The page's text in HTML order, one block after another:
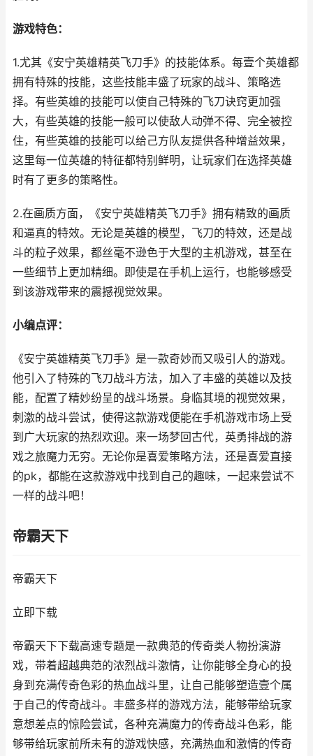
游戏特色：
1.尤其《安宁英雄精英飞刀手》的技能体系。每壹个英雄都
拥有特殊的技能，这些技能丰盛了玩家的战斗、策略选
择。有些英雄的技能可以使自己特殊的飞刀诀窍更加强
大，有些英雄的技能一般可以使敌人动弹不得、完全被控
住，有些英雄的技能可以给己方队友提供各种增益效果，
这里每一位英雄的特征都特别鲜明，让玩家们在选择英雄
时有了更多的策略性。
2.在画质方面，《安宁英雄精英飞刀手》拥有精致的画质
和逼真的特效。无论是英雄的模型，飞刀的特效，还是战
斗的粒子效果，都丝毫不逊色于大型的主机游戏，甚至在
一些细节上更加精细。即使是在手机上运行，也能够感受
到该游戏带来的震撼视觉效果。
小编点评：
《安宁英雄精英飞刀手》是一款奇妙而又吸引人的游戏。
他引入了特殊的飞刀战斗方法，加入了丰盛的英雄以及技
能，配置了精妙纷呈的战斗场景。身临其境的视觉效果，
刺激的战斗尝试，使得这款游戏便能在手机游戏市场上受
到广大玩家的热烈欢迎。来一场梦回古代，英勇排战的游
戏之旅魔力无穷。无论你是喜爱策略方法，还是喜爱直接
的pk，都能在这款游戏中找到自己的趣味，一起来尝试不
一样的战斗吧！
帝霸天下
帝霸天下
立即下载
帝霸天下下载高速专题是一款典范的传奇类人物扮演游
戏，带着超越典范的浓烈战斗激情，让你能够全身心的投
身到充满传奇色彩的热血战斗里，让自己能够塑造壹个属
于自己的传奇战斗。丰盛多样的游戏方法，能够带给玩家
意想差点的惊险尝试，各种充满魔力的传奇战斗色彩，能
够带给玩家前所未有的游戏快感，充满热血和激情的传奇